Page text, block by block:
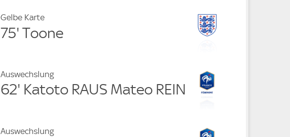
Gelbe Karte
75' Toone
Auswechslung
62' Katoto RAUS Mateo REIN
Auswechslung